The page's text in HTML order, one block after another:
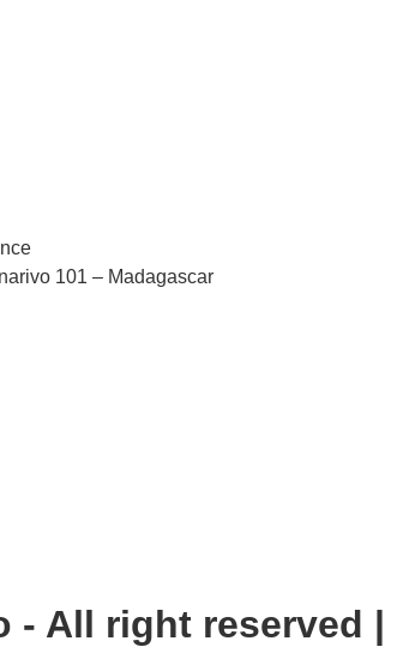
101 – Madagascar
- All right reserved |